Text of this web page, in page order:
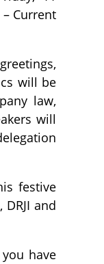
Current
will be
law,
will
festive
and
have